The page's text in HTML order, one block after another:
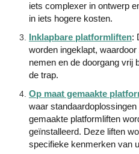
iets complexer in ontwerp
in iets hogere kosten.
Inklapbare platformliften:
worden ingeklapt,
nemen en de doorgang vrij
de trap.
Op maat gemaakte
waar
gemaakte platformliften
geïnstalleerd. Deze liften
specifieke kenmerken van